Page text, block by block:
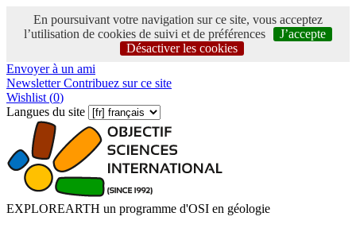
En poursuivant votre navigation sur ce site, vous acceptez
l’utilisation de cookies de suivi et de préférences
J’accepte
Désactiver les cookies
Envoyer à un ami
NewsletterContribuez sur ce site
Wishlist (0)
Langues du site
EXPLOREARTH un programme d'OSI en géologie